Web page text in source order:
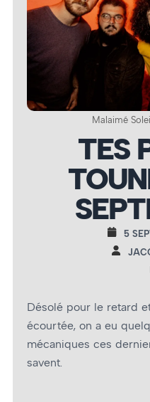
Malaimé
TES
5
Désolé pour le retard
écourtée, on a eu
mécaniques ces
savent.